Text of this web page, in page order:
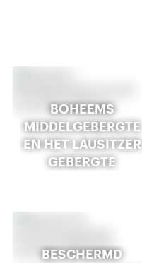
BOHEEMS
MIDDELGEBERGTE
EN HET LAUSITZER
GEBERGTE
BESCHERMD